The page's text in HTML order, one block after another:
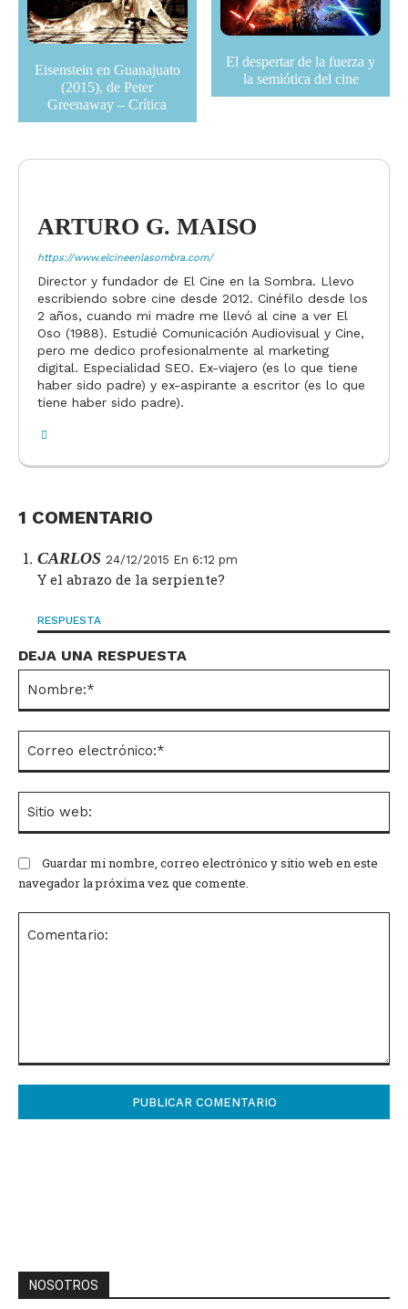
Eisenstein en Guanajuato
(2015), de Peter
Greenaway – Crítica
El despertar de la fuerza y
la semiótica del cine
ARTURO G. MAISO
https://www.elcineenlasombra.com/
Director y fundador de El Cine en la Sombra. Llevo
escribiendo sobre cine desde 2012. Cinéfilo desde los
2 años, cuando mi madre me llevó al cine a ver El
Oso (1988). Estudié Comunicación Audiovisual y Cine,
pero me dedico profesionalmente al marketing
digital. Especialidad SEO. Ex-viajero (es lo que tiene
haber sido padre) y ex-aspirante a escritor (es lo que
tiene haber sido padre).
1 COMENTARIO
CARLOS 24/12/2015 En 6:12 pm
Y el abrazo de la serpiente?
RESPUESTA
DEJA UNA RESPUESTA
Comentario:
Guardar mi nombre, correo electrónico y sitio web en este
navegador la próxima vez que comente.
NOSOTROS